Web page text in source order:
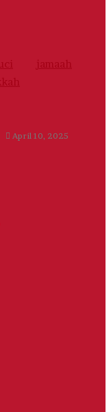
jamaah
SendApril 10, 2025